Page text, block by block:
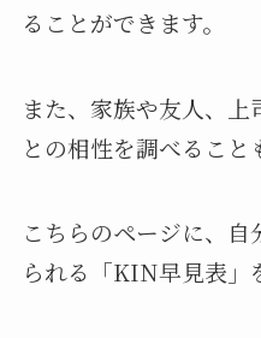
ることができます。
また、家族や友人、
との相性を調べること
こちらのページに、
られる「KIN早見表」